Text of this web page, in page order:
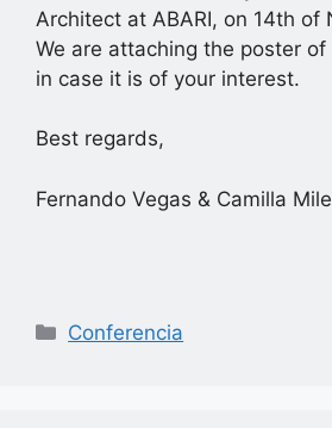
Architect at ABARI, on 14th of
We are attaching the poster
in case it is of your interest.
Best regards,
Fernando Vegas & Camilla
Categorías
Conferencia